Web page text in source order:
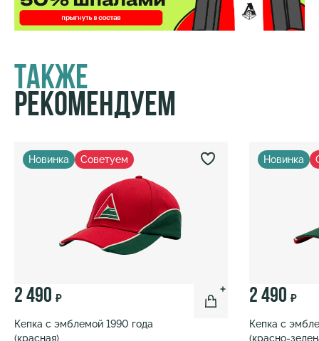
Также
Рекомендуем
Новинка Советуем
2 490 ₽
Кепка с эмблемой 1990 года
(красная)
Новинка
2 490 ₽
Кепка с
(красно-